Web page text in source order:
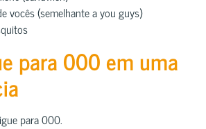
vocês (semelhante a you guys)
para 000 em uma
para 000.